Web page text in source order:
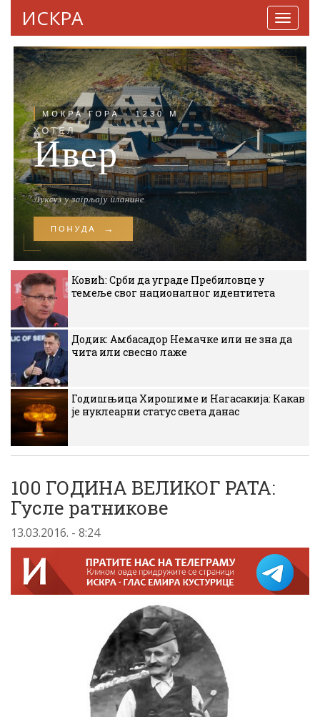
ИСКРА
Ковић: Срби да уграде Пребиловце у
темеље свог националног идентитета
Додик: Амбасадор Немачке или не зна да
чита или свесно лаже
Годишњица Хирошиме и Нагасакија: Какав
је нуклеарни статус света данас
100 ГОДИНА ВЕЛИКОГ РАТА:
Гусле ратникове
13.03.2016. - 8:24